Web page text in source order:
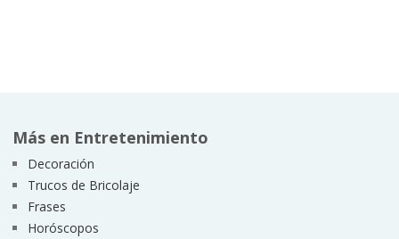
Más en Entretenimiento
Decoración
Trucos de Bricolaje
Frases
Horóscopos